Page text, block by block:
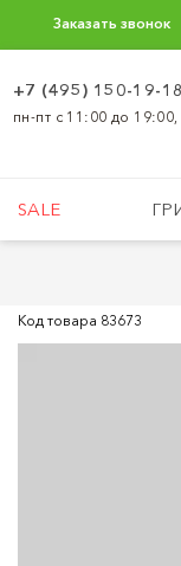
Заказать звонок
+7 (495) 150-19-18
пн-пт с 11:00 до
SALE
Код товара 83673